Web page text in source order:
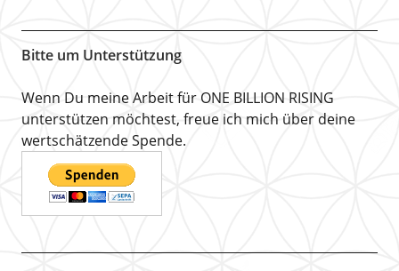
Bitte um Unterstützung
Wenn Du meine Arbeit für ONE BILLION RISING
unterstützen möchtest, freue ich mich über deine
wertschätzende Spende.